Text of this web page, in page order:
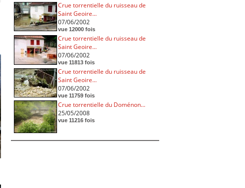
Crue torrentielle du ruisseau de
Saint Geoire...
07/06/2002
vue 12000 fois
Crue torrentielle du ruisseau de
Saint Geoire...
07/06/2002
vue 11813 fois
Crue torrentielle du ruisseau de
Saint Geoire...
07/06/2002
vue 11759 fois
Crue torrentielle du Doménon...
25/05/2008
vue 11216 fois